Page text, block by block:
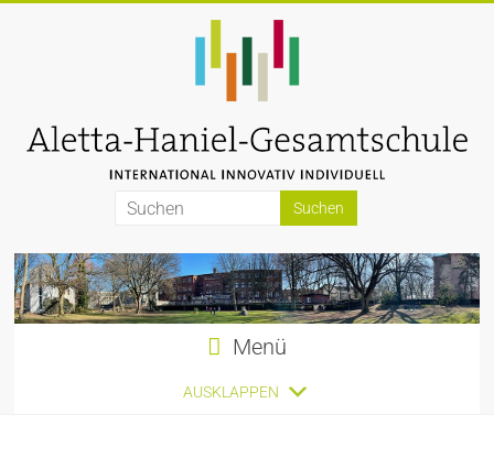
Aletta-
Haniel-
Gesamtschule
Menü
AUSKLAPPEN